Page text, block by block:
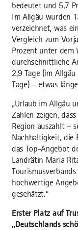
bedeutet und 5,7
Im Allgäu wurden
verzeichnet, was
Vergleich zum
Prozent unter dem
durchschnittliche
2,9 Tage (im
Tage) – etwas
„Urlaub im Allgäu
Zahlen zeigen,
Region auszahlt –
Nachhaltigkeit, die
das Top-Angebot
Landrätin Maria
hochwertige
geschätzt.“
Erster Platz auf
„Deutschlands